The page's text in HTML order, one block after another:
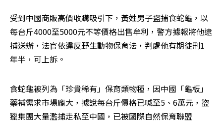
受到中國商販高價收購吸引下，黃姓男子盜捕食蛇龜，以
每台斤4000至5000元不等價格出售牟利，警方據報將他逮
捕送辦，法官依違反野生動物保育法，判處他有期徒刑1
年半，可上訴。
食蛇龜被列為「珍貴稀有」保育類物種，因中國「龜板」
藥補需求市場龐大，據說每台斤價格已喊至5、6萬元，盜
獵集團大量濫捕走私至中國，已被國際自然保育聯盟